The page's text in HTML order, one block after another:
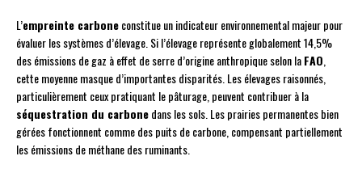
L’empreinte carboneconstitue un indicateur environnemental majeur pour
évaluer les systèmes d’élevage. Si l’élevage représente globalement 14,5%
des émissions de gaz à effet de serre d’origine anthropique selon laFAO
cette moyenne masque d’importantes disparités. Les élevages raisonnés,
particulièrement ceux pratiquant le pâturage, peuvent contribuer à la
séquestration du carbonedans les sols. Les prairies permanentes bien
gérées fonctionnent comme des puits de carbone, compensant partiellement
les émissions de méthane des ruminants.